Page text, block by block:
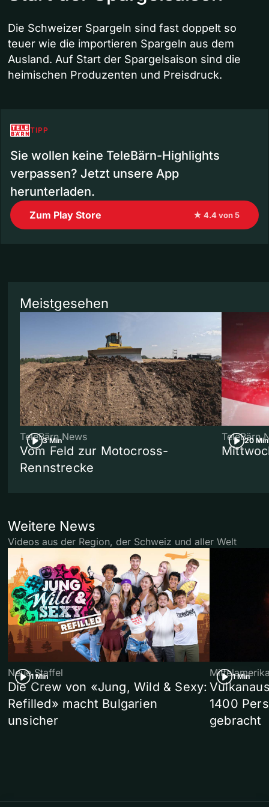
Die Schweizer Spargeln sind fast doppelt so
teuer wie die importieren Spargeln aus dem
Ausland. Auf Start der Spargelsaison sind die
heimischen Produzenten und Preisdruck.
TIPP
Sie wollen keine TeleBärn-Highlights
verpassen? Jetzt unsere App
herunterladen.
Zum Play Store ★ 4.4 von 5
Meistgesehen
3 Min
TeleBärn News
Vom Feld zur Motocross-
Rennstrecke
20 Min
TeleBärn
Weitere News
Videos aus der Region, der Schweiz und aller Welt
1 Min
Neue Staffel
Die Crew von «Jung, Wild & Sexy:
Refilled» macht Bulgarien
unsicher
1 Min
1400
gebracht